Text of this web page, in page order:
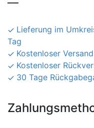
Lieferung im
Tag
Kostenloser
Kostenloser
30 Tage